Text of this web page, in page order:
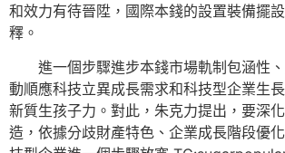
和效力有待晉陞，國際本錢的設置裝備擺
釋。
進一個步驟進步本錢市場軌制包涵性
動順應科技立異成長需求和科技型企業生
新質生孩子力。對此，朱克力提出，要深
造，依據分歧財產特色、企業成長階段優